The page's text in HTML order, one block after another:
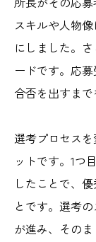
スキルや人物
にしました。
ードです。応
合否を出すま
選考プロセス
ットです。1つ
したことで、
とです。選考
が進み、その